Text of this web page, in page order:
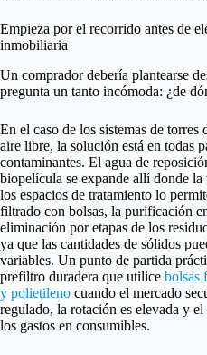
Empieza por el recorrido antes de
inmobiliaria
Un comprador debería plantearse
pregunta un tanto incómoda: ¿de
En el caso de los sistemas de torres
aire libre, la solución está en todas
contaminantes. El agua de
biopelícula se expande allí donde
los espacios de tratamiento lo
filtrado con bolsas, la purificación
eliminación por etapas de los
ya que las cantidades de sólidos
variables. Un punto de partida
prefiltro duradera que utilice bolsas
y polietileno cuando el mercado
regulado, la rotación es elevada y
los gastos en consumibles.